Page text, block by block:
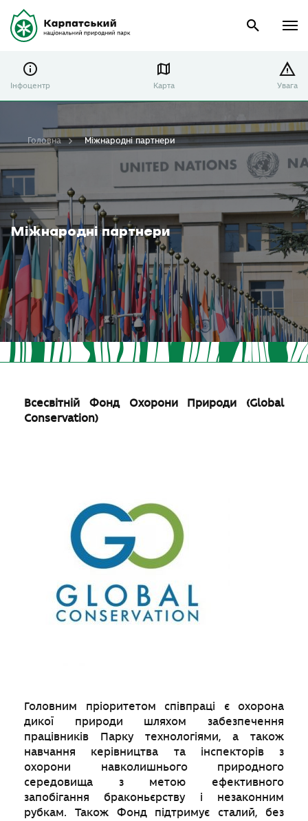
Інфоцентр Карта Увага
Міжнародні партнери
Головна Міжнародні партнери
Всесвітній Фонд Охорони Природи (Global
Conservation)
Головним пріоритетом співпраці є охорона
дикої природи шляхом забезпечення
працівників Парку технологіями, а також
навчання керівництва та інспекторів з
охорони навколишнього природного
середовища з метою ефективного
запобігання браконьєрству і незаконним
рубкам. Також Фонд підтримує сталий, без